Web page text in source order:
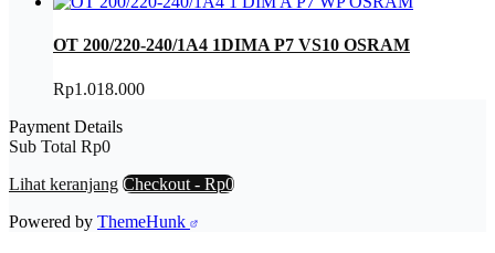
OT 200/220-240/1A4 1DIMA P7 VS10 OSRAM
Rp1.018.000
Payment Details
Sub Total Rp0
Lihat keranjang Checkout - Rp0
Powered by ThemeHunk